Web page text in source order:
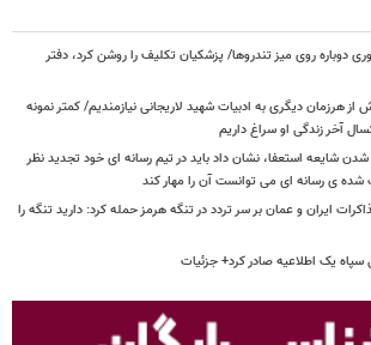
دوباره روی میز تندروها/ پزشکیان تکلیف را روشن کرد، دفتر
از هرزمان دیگری به ادبیات شهید لاریجانی نیازمندیم/ کمتر نمونه
آخر زندگی او سراغ داریم
شایعه استعفا، نشان داد باید در تیم رسانه ای خود تجدید نظر
ی رسانه ای می توانست آن را مهار کند
ایران و عمان بر سر تردد در تنگه هرمز حمله کرد: دارید تنگه را
سپاه یک اطلاعیه صادر کرد+ جزئیات